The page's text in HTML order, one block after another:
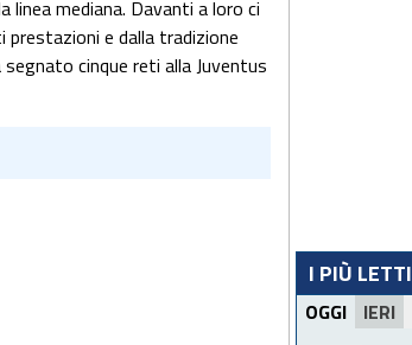
linea mediana. Davanti a loro ci
e dalla tradizione
cinque reti alla Juventus
I PIÙ LETTI
OGGI IERI